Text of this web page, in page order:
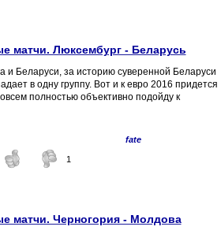
матчи. Люксембург - Беларусь
и Беларуси, за историю суверенной Беларуси
в одну группу. Вот и к евро 2016 придется
полностью объективно подойду к
fate
1
матчи. Черногория - Молдова